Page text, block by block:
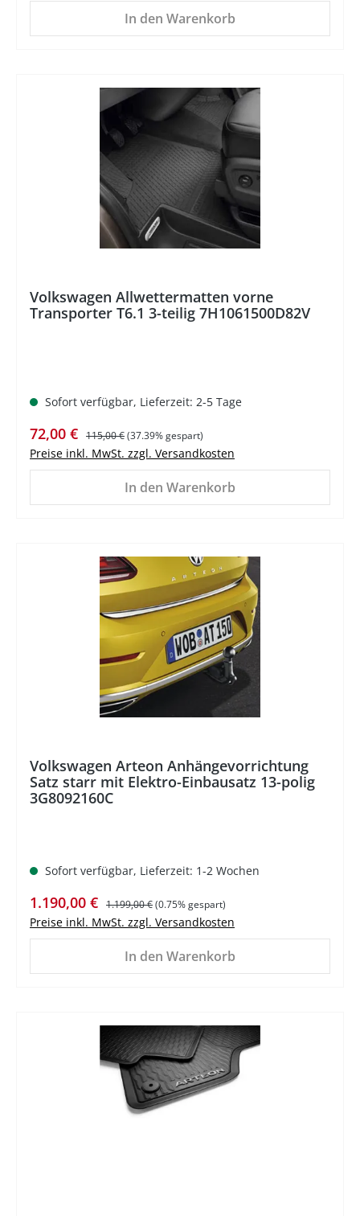
In den Warenkorb
Volkswagen Allwettermatten vorne
Transporter T6.1 3-teilig 7H1061500D82V
Sofort verfügbar, Lieferzeit: 2-5 Tage
Verkaufspreis:
72,00 € Regulärer Preis:
115,00 €(37.39% gespart)
Preise inkl. MwSt. zzgl. Versandkosten
In den Warenkorb
Volkswagen Arteon Anhängevorrichtung
Satz starr mit Elektro-Einbausatz 13-polig
3G8092160C
Sofort verfügbar, Lieferzeit: 1-2 Wochen
Verkaufspreis:
1.190,00 € Regulärer Preis:
1.199,00 €(0.75% gespart)
Preise inkl. MwSt. zzgl. Versandkosten
In den Warenkorb